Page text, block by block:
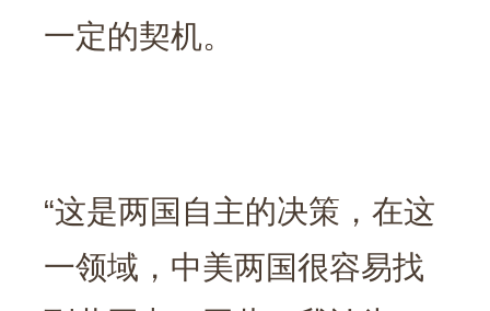
一定的契机。
“这是两国自主的决策，在这
一领域，中美两国很容易找